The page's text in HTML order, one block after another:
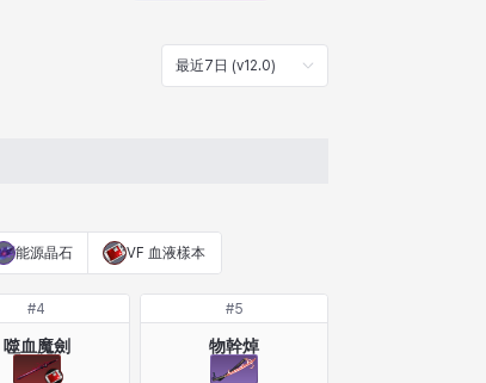
最近7日 (v12.0)
能源晶石 VF 血液樣本
#4
噬血魔劍
#5
物幹焯